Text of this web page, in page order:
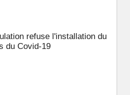
refuse l'installation du
du Covid-19